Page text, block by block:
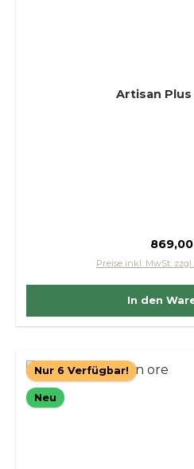
Preise inkl. MwSt.
In den
Nur 6 Verfügbar!
Neu